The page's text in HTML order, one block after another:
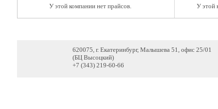
У этой компании нет прайсов. У этой
620075, г. Екатеринбург, Малышева 51, офис 25/01
(БЦ Высоцкий)
+7 (343) 219-60-66